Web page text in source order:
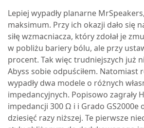
Lepiej wypadły planarne
maksimum. Przy ich okazji dało się
siłę wzmacniacza, który zdołał je
w pobliżu bariery bólu, ale przy
procent. Tak więc trudniejszych już
Abyss sobie odpuściłem. Natomiast
wypadły dwa modele o różnych
impedancyjnych. Popisowo zagrały
impedancji 300 Ω i i Grado GS2000e
dziesięć razy niższej. Te pierwsze